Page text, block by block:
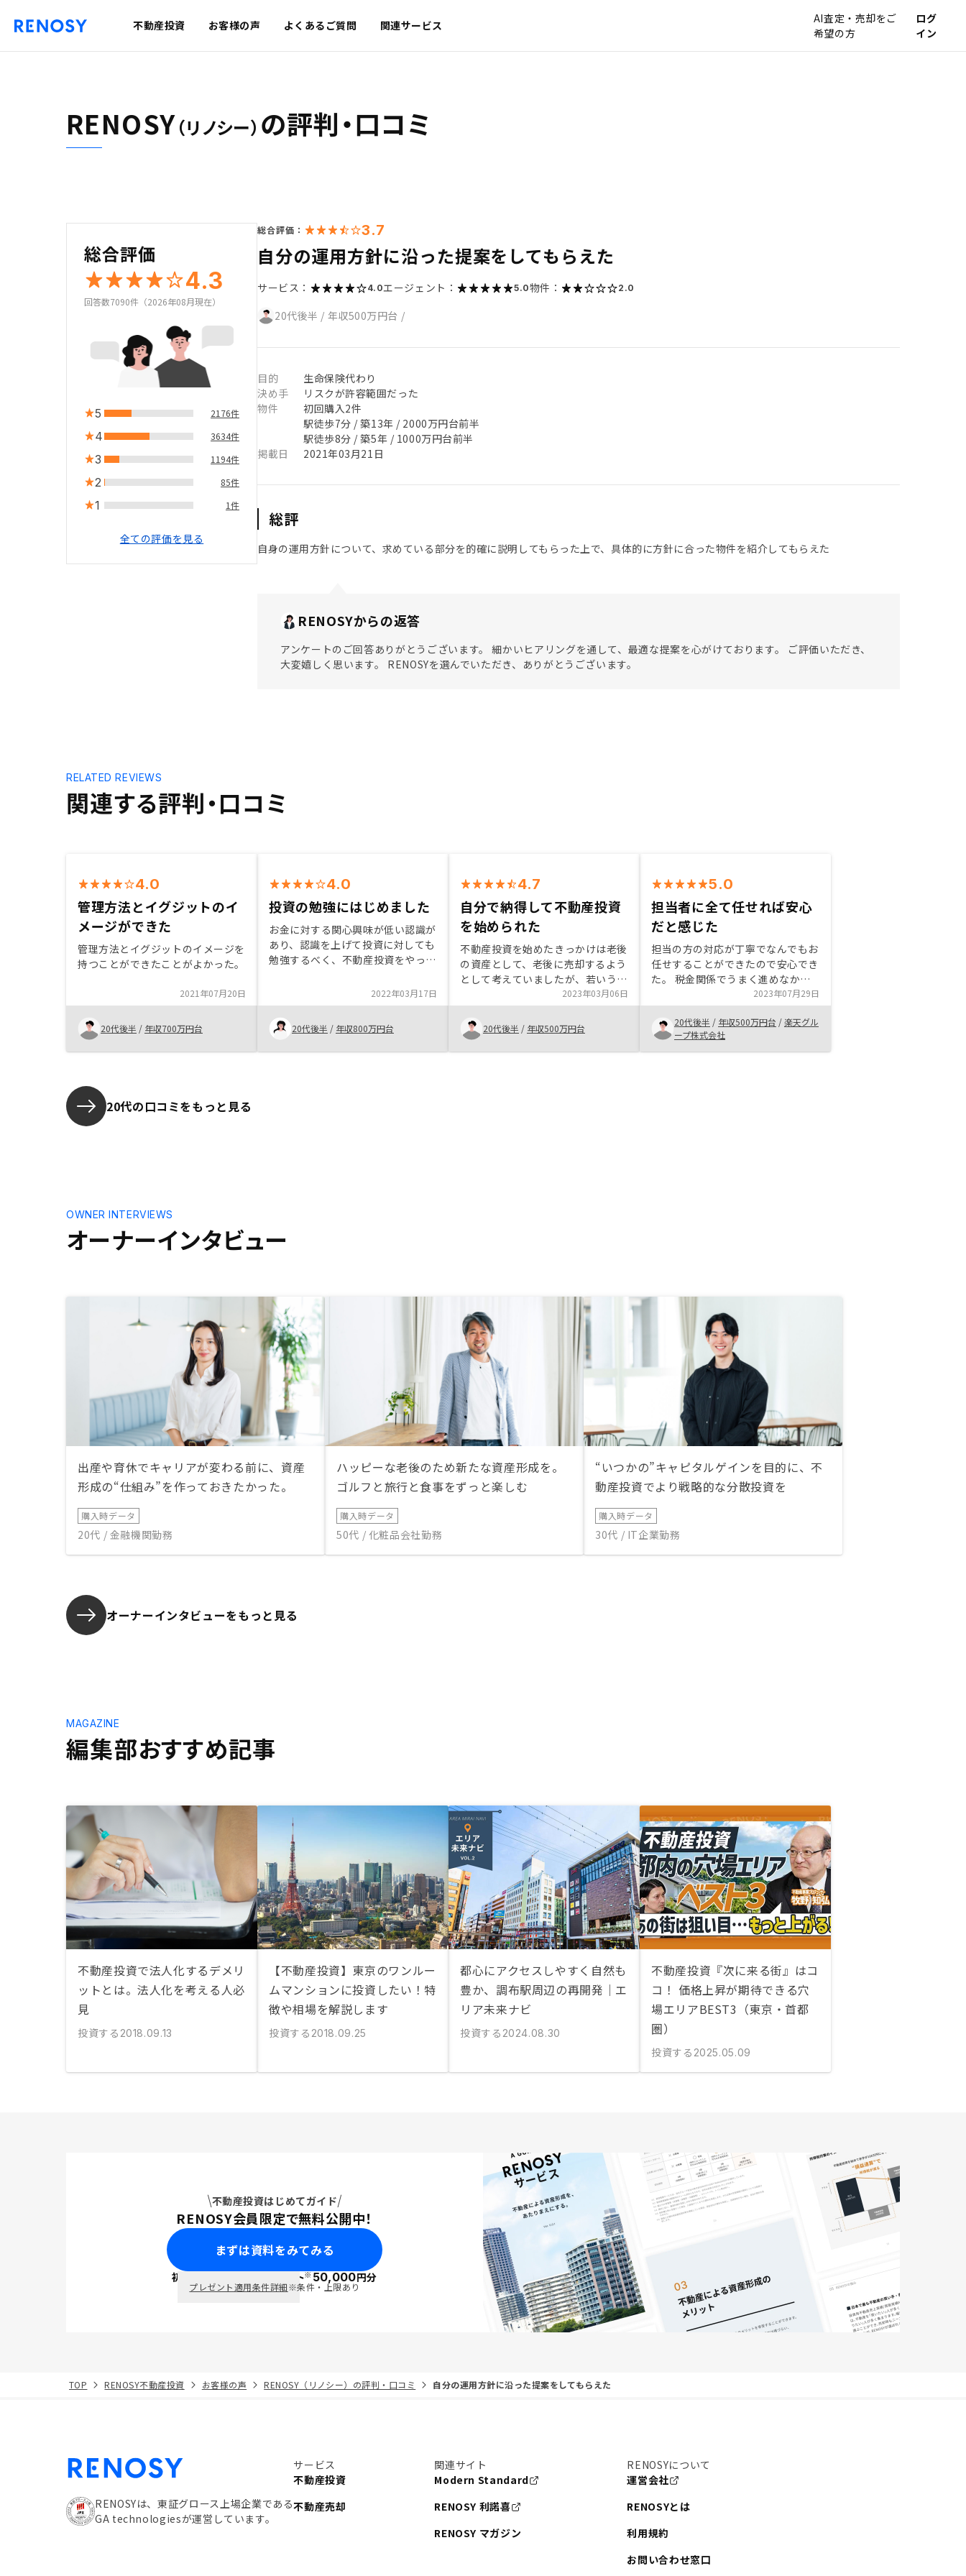
不動産投資 お客様の声 よくあるご質問 関連サービス
AI査定・売却をご
希望の方
ログ
イン
RENOSY（リノシー） の評判・口コミ
総合評価
4.3
回答数7090件（2026年08月現在）
5 2176件
4 3634件
3 1194件
2 85件
1 1件
全ての評価を見る
総合評価： 3.7
自分の運用方針に沿った提案をしてもらえた
サービス： 4.0エージェント： 5.0物件： 2.0
20代後半 / 年収500万円台 /
目的
生命保険代わり
決め手
リスクが許容範囲だった
物件
初回購入2件
駅徒歩7分 / 築13年 / 2000万円台前半
駅徒歩8分 / 築5年 / 1000万円台前半
掲載日
2021年03月21日
総評
自身の運用方針について、求めている部分を的確に説明してもらった上で、具体的に方針に合った物件を紹介してもらえた
RENOSYからの返答
アンケートのご回答ありがとうございます。 細かいヒアリングを通して、最適な提案を心がけております。 ご評価いただき、
大変嬉しく思います。 RENOSYを選んでいただき、ありがとうございます。
関連する評判・口コミ
RELATED REVIEWS
4.0
管理方法とイグジットのイ
メージができた
管理方法とイグジットのイメージを
持つことができたことがよかった。
2021年07月20日
20代後半 / 年収700万円台
4.0
投資の勉強にはじめました
お金に対する関心興味が低い認識が
あり、認識を上げて投資に対しても
勉強するべく、不動産投資をやって
てやってみようと思いました。複数
回話を聞き、他社も同時に聞いてお
りましたが、タイミング的にいいご
提案を頂戴できた
2022年03月17日
20代後半 / 年収800万円台
4.7
自分で納得して不動産投資
を始められた
不動産投資を始めたきっかけは老後
の資産として、老後に売却するよう
として考えていましたが、若いうち
から複数の物件を運用していれば、
老後の定年退職後などに家賃収入だ
けで仕事の収入並みの家賃を得られ
るので、それだけでもやる価値があ
ると思います。 さらに1万円〜2万
2023年03月06日
20代後半 / 年収500万円台
5.0
担当者に全て任せれば安心
だと感じた
担当の方の対応が丁寧でなんでもお
任せすることができたので安心でき
た。 税金関係でうまく進めなかっ
た時も、一つ一つ順序立てて何が必
要かを教えてくれた。 提案頂いた
不動産投資他社に比べて、立地条件
や利率などの条件面がよかった。
2023年07月29日
20代後半 / 年収500万円台 /楽天グル
ープ株式会社
20代の口コミをもっと見る
オーナーインタビュー
OWNER INTERVIEWS
出産や育休でキャリアが変わる前に、資産
形成の“仕組み”を作っておきたかった。
購入時データ
20代 / 金融機関勤務
ハッピーな老後のため新たな資産形成を。
ゴルフと旅行と食事をずっと楽しむ
購入時データ
50代 / 化粧品会社勤務
“いつかの”キャピタルゲインを目的に、不
動産投資でより戦略的な分散投資を
購入時データ
30代 / IT企業勤務
オーナーインタビューをもっと見る
編集部おすすめ記事
MAGAZINE
不動産投資で法人化するデメリ
ットとは。法人化を考える人必
見
投資する 2018.09.13
【不動産投資】東京のワンルー
ムマンションに投資したい！特
徴や相場を解説します
投資する 2018.09.25
都心にアクセスしやすく自然も
豊か、調布駅周辺の再開発｜エ
リア未来ナビ
投資する 2024.08.30
不動産投資『次に来る街』はコ
コ！ 価格上昇が期待できる穴
場エリアBEST3（東京・首都
圏）
投資する 2025.05.09
不動産投資はじめてガイド
RENOSY会員限定で無料公開中！
まずは資料をみてみる
初回面談で ポイント※50,000円分
プレゼント適用条件詳細※条件・上限あり
TOP RENOSY不動産投資 お客様の声 RENOSY（リノシー）の評判・口コミ 自分の運用方針に沿った提案をしてもらえた
RENOSYは、東証グロース上場企業である
GA technologiesが運営しています。
サービス
不動産投資
不動産売却
関連サイト
Modern Standard
RENOSY 利諾喜
RENOSY マガジン
RENOSYについて
運営会社
RENOSYとは
利用規約
お問い合わせ窓口